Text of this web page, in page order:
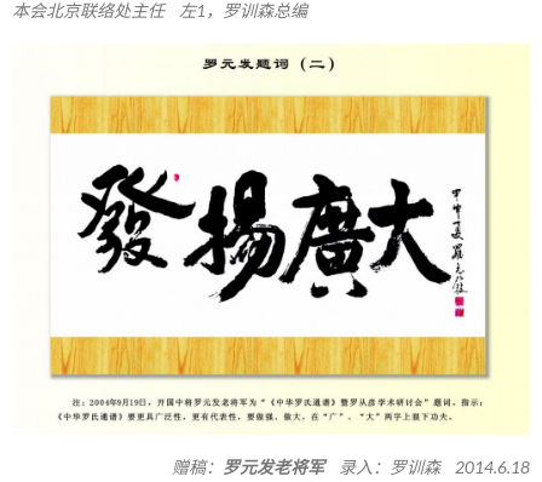
本会北京联络处主任 左1，罗训森总编
赠稿： 罗元发老将军录入：罗训森 2014.6.18